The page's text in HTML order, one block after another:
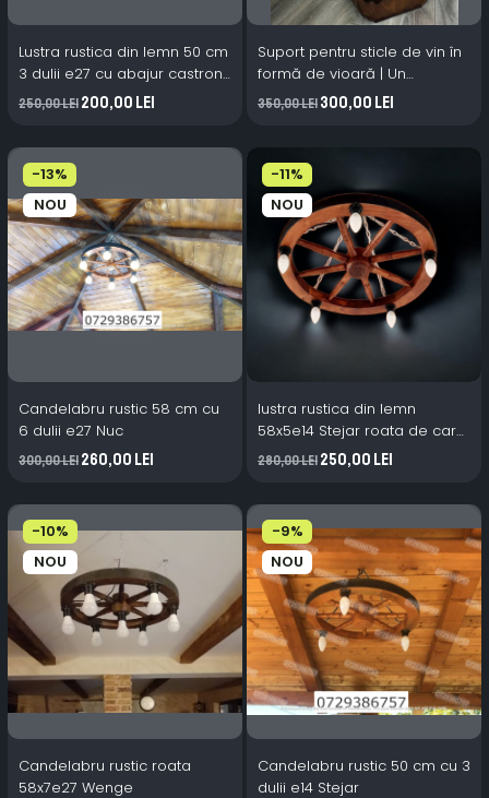
Lustra rustica din lemn 50 cm
3 dulii e27 cu abajur castron
ceramic
250,00 Lei200,00 Lei
Suport pentru sticle de vin în
formă de vioară | Un
accesoriu elegant și practic
pentru orice casă
350,00 Lei300,00 Lei
-13%
NOU
Candelabru rustic 58 cm cu
6 dulii e27 Nuc
300,00 Lei260,00 Lei
-11%
NOU
lustra rustica din lemn
58x5e14 Stejar roata de car
candelabru lemn masiv
280,00 Lei250,00 Lei
-10%
NOU
Candelabru rustic roata
58x7e27 Wenge
-9%
NOU
Candelabru rustic 50 cm cu 3
dulii e14 Stejar